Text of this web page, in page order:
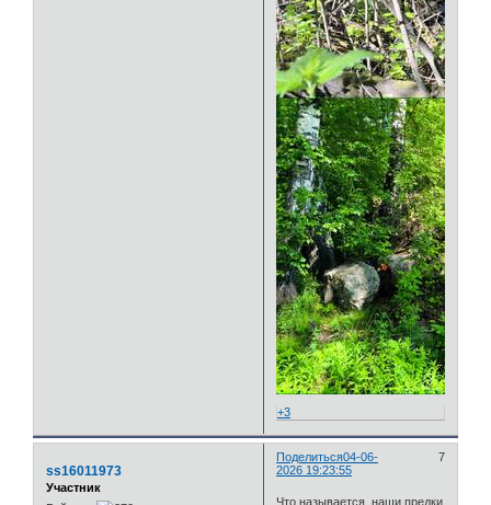
+3
Поделиться 7
04-06-
2026 19:23:55
ss16011973
Участник
Что называется, наши предки